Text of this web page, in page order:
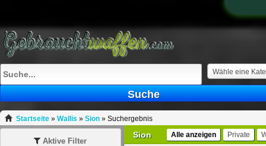
Wähle eine
Suche
Startseite» Wallis» Sion» Suchergebnis
Sion Alle anzeigen Private
Aktive Filter